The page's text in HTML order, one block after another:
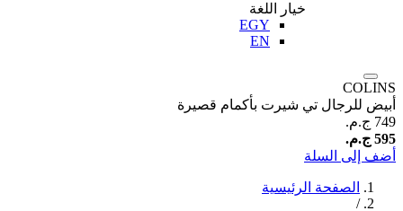
خيار اللغة
EGY
EN
COLINS
أبيض للرجال تي شيرت بأكمام قصيرة
749 ج.م.‏
595 ج.م.‏
أضف إلى السلة
الصفحة الرئيسية
/